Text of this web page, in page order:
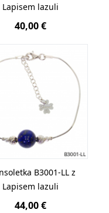
Lapisem lazuli
40,00 €
B3001-LL z
Lapisem lazuli
44,00 €